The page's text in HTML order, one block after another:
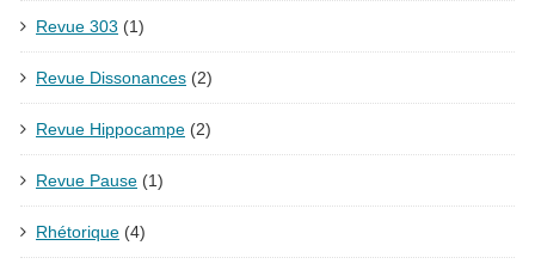
Revue 303 (1)
Revue Dissonances (2)
Revue Hippocampe (2)
Revue Pause (1)
Rhétorique (4)